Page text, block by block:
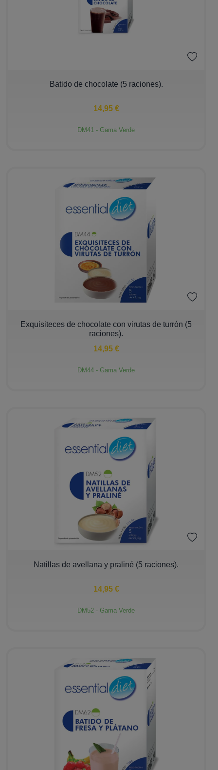
+Batido de chocolate (5 raciones).
14,95 €
DM41 - Gama Verde
+
Exquisiteces de chocolate con virutas de turrón (5
raciones).
14,95 €
DM44 - Gama Verde
+
Natillas de avellana y praliné (5 raciones).
14,95 €
DM52 - Gama Verde